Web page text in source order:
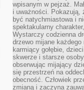
wpisanym w pejzaż.
i uważności. Pokazują,
być natychmiastowa i
spektakularny
Wystarczy codzienna
drzewo mijane
karmiący gołębie,
skwerze i starsze
obserwując mijający
się przestrzeń na
obecność. Człowiek
zmianą i zaczyna